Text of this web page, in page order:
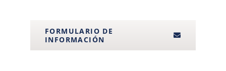
FORMULARIO DE
INFORMACIÓN